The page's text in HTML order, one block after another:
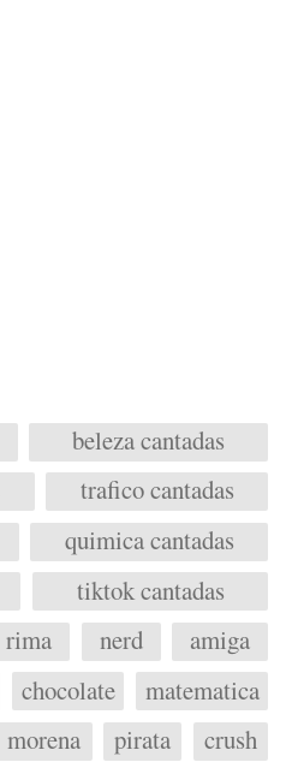
beleza cantadas
trafico cantadas
quimica cantadas
tiktok cantadas
rima nerd
amiga
chocolate
matematica
morena pirata crush